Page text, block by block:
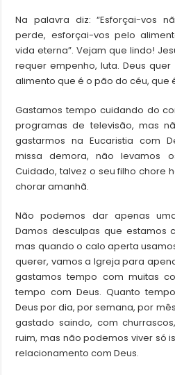
Na palavra diz: “Esforçai-vos
perde, esforçai-vos pelo
vida eterna”. Vejam que lindo!
requer empenho, luta. Deus
alimento que é o pão do céu, que
Gastamos tempo cuidando do
programas de televisão, mas
gastarmos na Eucaristia com
missa demora, não levamos
Cuidado, talvez o seu filho chore
chorar amanhã.
Não podemos dar apenas
Damos desculpas que estamos
mas quando o calo aperta
querer, vamos a Igreja para
gastamos tempo com muitas
tempo com Deus. Quanto
Deus por dia, por semana, por
gastado saindo, com
ruim, mas não podemos viver só
relacionamento com Deus.